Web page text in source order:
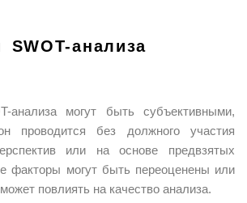
SWOT-анализа
анализа могут быть субъективными,
проводится без должного участия
или на основе предвзятых
факторы могут быть переоценены или
повлиять на качество анализа.